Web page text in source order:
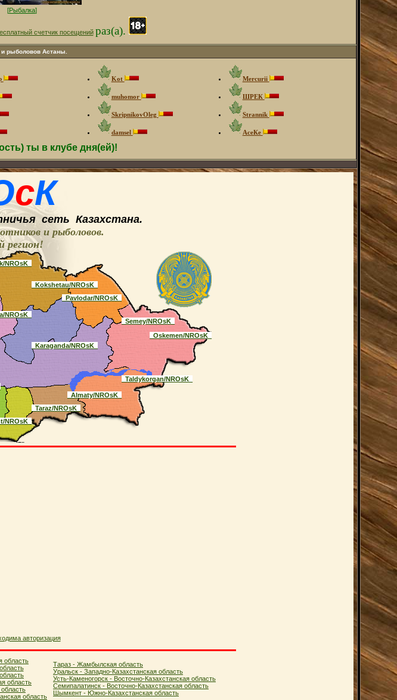
[Рыбалка]
раз(а).
и рыболовов Астаны.
Kot Mercurii
muhomor ШРЕК
SkripnikovOleg Strannik
damsel АсеКе
ты в клубе дня(ей)!
сК
сеть Казахстана.
и рыболовов.
регион!
NROsK_
_Kokshetau/NROsK_
_Pavlodar/NROsK_
NROsK_
_Semey/NROsK_
_Karaganda/NROsK_
_Oskemen/NROsK_
_Almaty/NROsK_
_Taldykorgan/NROsK_
_Taraz/NROsK_
NROsK_
авторизация
область
область
область
Тараз - Жамбылская область
Уральск - Западно-Казахстанская область
Усть-Каменогорск - Восточно-Казахстанская область
Семипалатинск - Восточно-Казахстанская область
Шымкент - Южно-Казахстанская область